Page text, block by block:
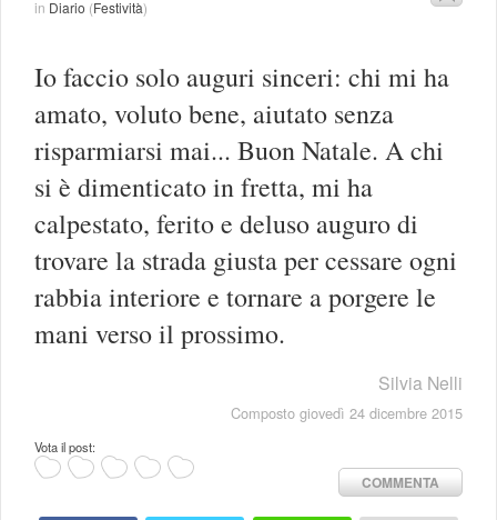
in Diario (Festività)
Io faccio solo auguri sinceri: chi mi ha
amato, voluto bene, aiutato senza
risparmiarsi mai... Buon Natale. A chi
si è dimenticato in fretta, mi ha
calpestato, ferito e deluso auguro di
trovare la strada giusta per cessare ogni
rabbia interiore e tornare a porgere le
mani verso il prossimo.
Silvia Nelli
Composto giovedì 24 dicembre 2015
Vota il post:
COMMENTA